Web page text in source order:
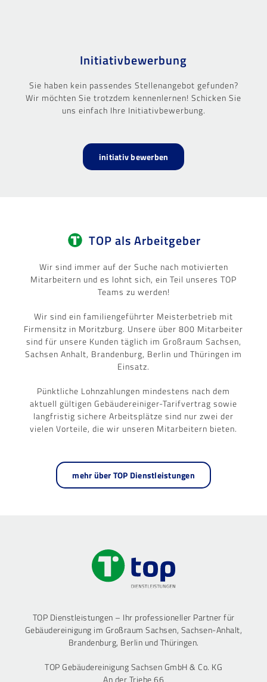
Initiativbewerbung
Sie haben kein passendes Stellenangebot gefunden?
Wir möchten Sie trotzdem kennenlernen! Schicken Sie
uns einfach Ihre Initiativbewerbung.
initiativ bewerben
TOP als Arbeitgeber
Wir sind immer auf der Suche nach motivierten
Mitarbeitern und es lohnt sich, ein Teil unseres TOP
Teams zu werden!
Wir sind ein familiengeführter Meisterbetrieb mit
Firmensitz in Moritzburg. Unsere über 800 Mitarbeiter
sind für unsere Kunden täglich im Großraum Sachsen,
Sachsen Anhalt, Brandenburg, Berlin und Thüringen im
Einsatz.
Pünktliche Lohnzahlungen mindestens nach dem
aktuell gültigen Gebäudereiniger-Tarifvertrag sowie
langfristig sichere Arbeitsplätze sind nur zwei der
vielen Vorteile, die wir unseren Mitarbeitern bieten.
mehr über TOP Dienstleistungen
TOP Dienstleistungen – Ihr professioneller Partner für
Gebäudereinigung im Großraum Sachsen, Sachsen-Anhalt,
Brandenburg, Berlin und Thüringen.
TOP Gebäudereinigung Sachsen GmbH & Co. KG